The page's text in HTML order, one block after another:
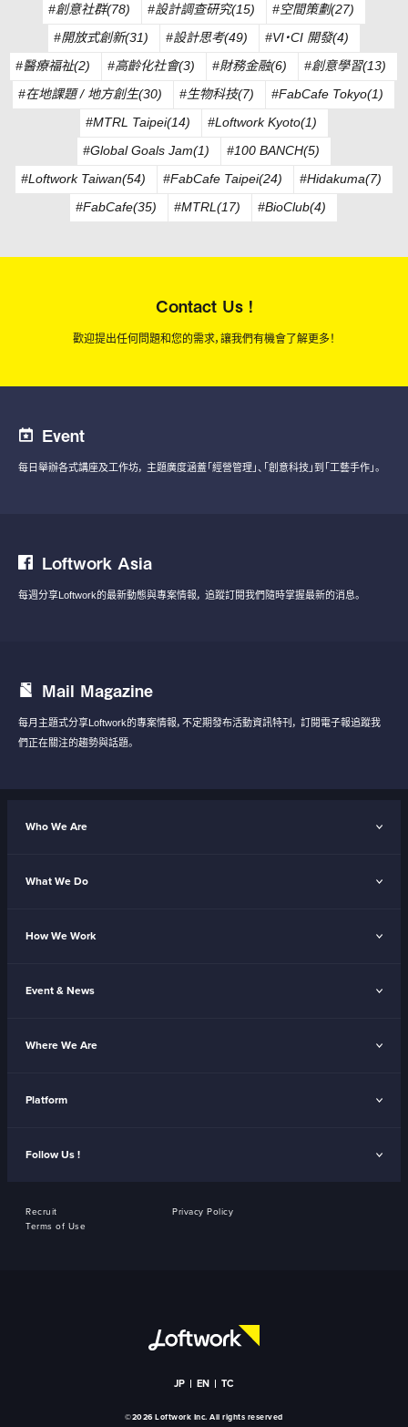
#創意社群(78)
#設計調查研究(15)
#空間策劃(27)
#開放式創新(31)
#設計思考(49)
#VI・CI 開發(4)
#醫療福祉(2)
#高齡化社會(3) #財務金融(6)
#創意學習(13)
#在地課題 / 地方創生(30)
#生物科技(7)
#FabCafe Tokyo(1)
#MTRL Taipei(14)
#Loftwork Kyoto(1)
#Global Goals Jam(1)
#100 BANCH(5)
#Loftwork Taiwan(54)
#FabCafe Taipei(24)
#Hidakuma(7)
#FabCafe(35)
#MTRL(17) #BioClub(4)
Contact Us !
歡迎提出任何問題和您的需求，讓我們有機會了解更多！
Event
每日舉辦各式講座及工作坊， 主題廣度涵蓋「經營管理」、「創意科技」到「工藝手作」。
Loftwork Asia
每週分享Loftwork的最新動態與專案情報， 追蹤訂閱我們隨時掌握最新的消息。
Mail Magazine
每月主題式分享Loftwork的專案情報，不定期發布活動資訊特刊， 訂閱電子報追蹤我
們正在關注的趨勢與話題。
Who We Are
What We Do
How We Work
Event & News
Where We Are
Platform
Follow Us !
Recruit
Privacy Policy
Terms of Use
JP EN TC
©2026 Loftwork Inc. All rights reserved